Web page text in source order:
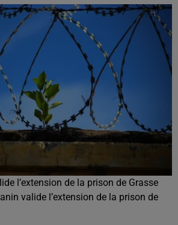
l’extension de la prison de Grasse
valide l’extension de la prison de